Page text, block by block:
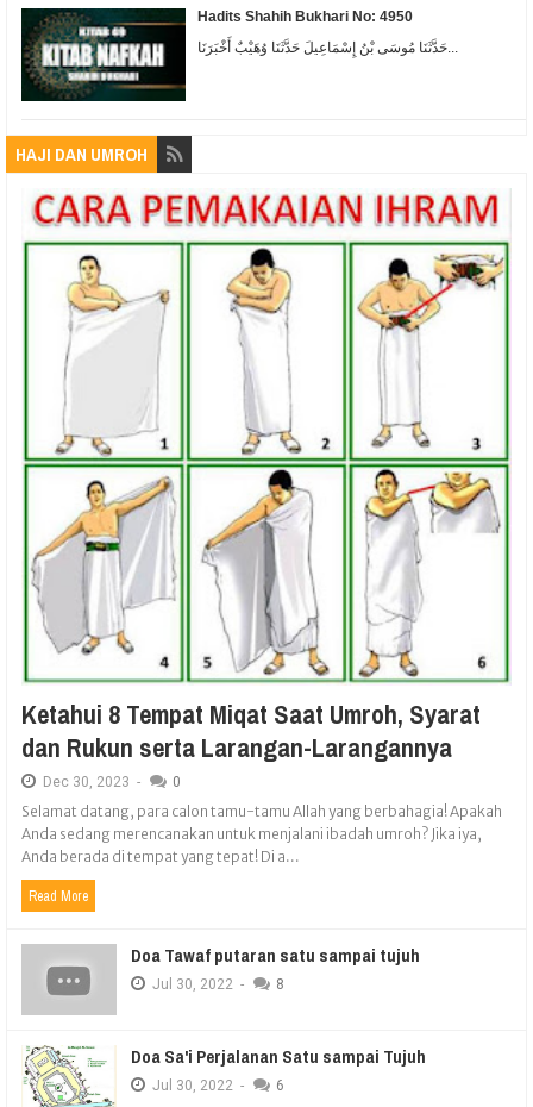
Hadits Shahih Bukhari No: 4950
حَدَّثَنَا مُوسَى بْنُ إِسْمَاعِيلَ حَدَّثَنَا وُهَيْبٌ أَخْبَرَنَا...
HAJI DAN UMROH
Ketahui 8 Tempat Miqat Saat Umroh, Syarat
dan Rukun serta Larangan-Larangannya
Dec 30, 2023 - 0
Selamat datang, para calon tamu-tamu Allah yang berbahagia! Apakah
Anda sedang merencanakan untuk menjalani ibadah umroh? Jika iya,
Anda berada di tempat yang tepat! Di a...
Read More
Doa Tawaf putaran satu sampai tujuh
Jul 30, 2022 - 8
Doa Sa'i Perjalanan Satu sampai Tujuh
Jul 30, 2022 - 6